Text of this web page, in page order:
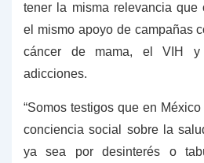
tener la misma relevancia que
el mismo apoyo de campañas
cáncer de mama, el VIH
adicciones.
“Somos testigos que en
conciencia social sobre la
ya sea por desinterés o